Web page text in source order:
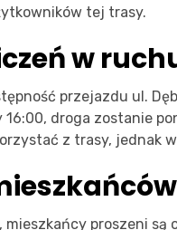
tej trasy.
w
przejazdu ul.
16:00, droga zostanie
z trasy, jednak
proszeni są